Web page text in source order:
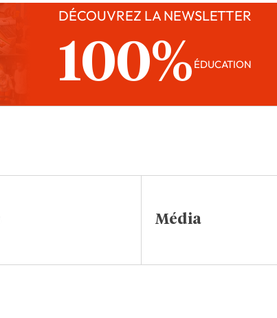
DÉCOUVREZ LA NEWSLETTER
100% ÉDUCATION
Média